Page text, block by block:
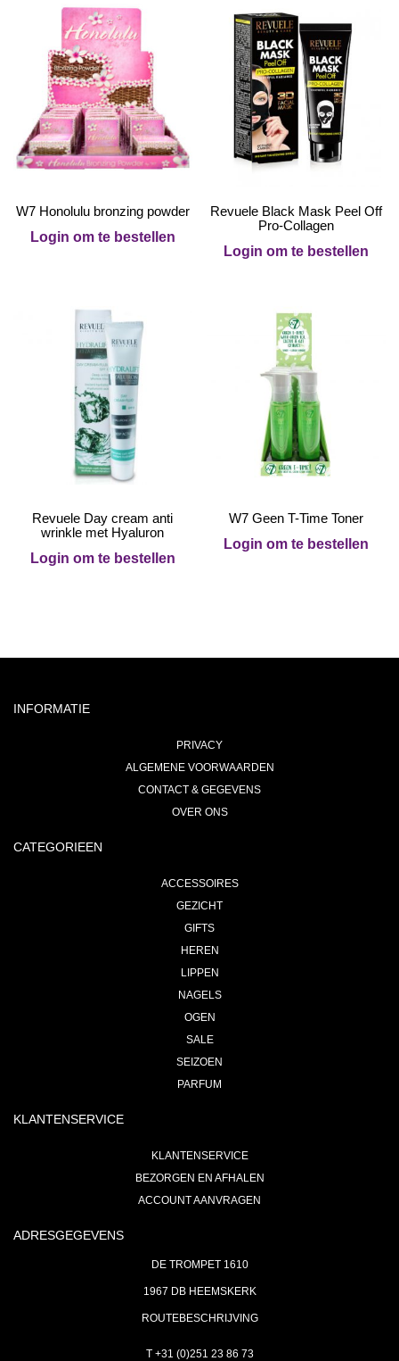
W7 Honolulu bronzing powder
Login om te bestellen
Revuele Black Mask Peel Off
Pro-Collagen
Login om te bestellen
Revuele Day cream anti
wrinkle met Hyaluron
Login om te bestellen
W7 Geen T-Time Toner
Login om te bestellen
INFORMATIE
PRIVACY
ALGEMENE VOORWAARDEN
CONTACT & GEGEVENS
OVER ONS
CATEGORIEEN
ACCESSOIRES
GEZICHT
GIFTS
HEREN
LIPPEN
NAGELS
OGEN
SALE
SEIZOEN
PARFUM
KLANTENSERVICE
KLANTENSERVICE
BEZORGEN EN AFHALEN
ACCOUNT AANVRAGEN
ADRESGEGEVENS
DE TROMPET 1610
1967 DB HEEMSKERK
ROUTEBESCHRIJVING
T +31 (0)251 23 86 73